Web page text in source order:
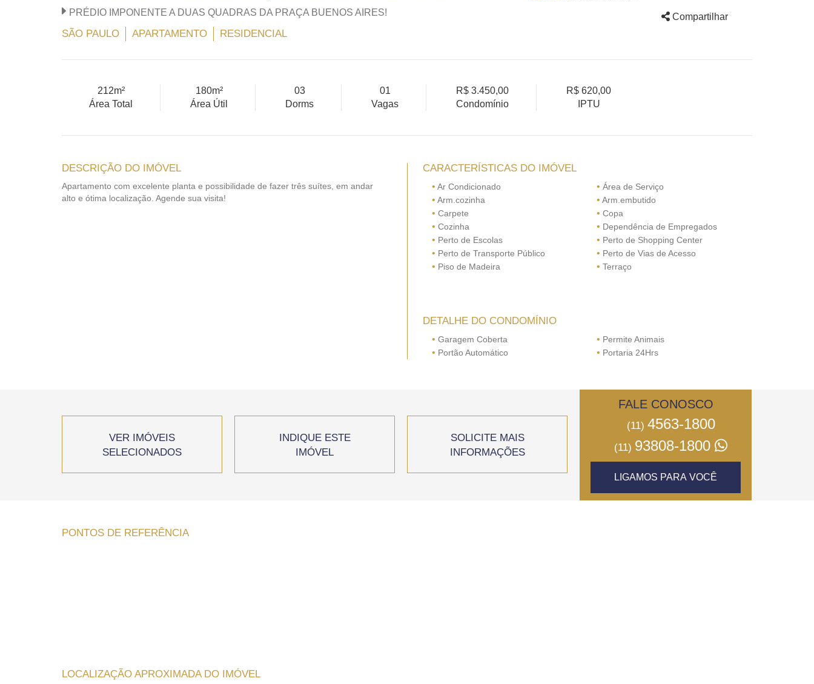
PRÉDIO IMPONENTE A DUAS QUADRAS DA PRAÇA BUENOS AIRES!
SÃO PAULO APARTAMENTO RESIDENCIAL
Compartilhar
212m²
Área Total
180m²
Área Útil
03
Dorms
01
Vagas
R$ 3.450,00
Condomínio
R$ 620,00
IPTU
DESCRIÇÃO DO IMÓVEL
Apartamento com excelente planta e possibilidade de fazer três suítes, em andar
alto e ótima localização. Agende sua visita!
CARACTERÍSTICAS DO IMÓVEL
• Ar Condicionado • Área de Serviço
• Arm.cozinha • Arm.embutido
• Carpete • Copa
• Cozinha • Dependência de Empregados
• Perto de Escolas • Perto de Shopping Center
• Perto de Transporte Público • Perto de Vias de Acesso
• Piso de Madeira • Terraço
DETALHE DO CONDOMÍNIO
• Garagem Coberta • Permite Animais
• Portão Automático • Portaria 24Hrs
VER IMÓVEIS
SELECIONADOS
INDIQUE ESTE
IMÓVEL
SOLICITE MAIS
INFORMAÇÕES
FALE CONOSCO
(11) 4563-1800
(11) 93808-1800
LIGAMOS PARA VOCÊ
PONTOS DE REFERÊNCIA
LOCALIZAÇÃO APROXIMADA DO IMÓVEL